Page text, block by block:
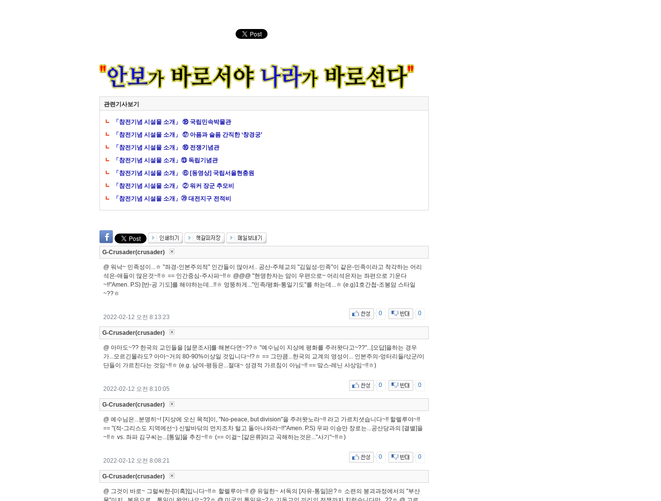
관련기사보기
「참전기념 시설물 소개」 ⑱ 국립민속박물관
「참전기념 시설물 소개」 ⑰ 아픔과 슬픔 간직한 ‘창경궁’
「참전기념 시설물 소개」 ⑯ 전쟁기념관
「참전기념 시설물 소개」⑬ 독립기념관
「참전기념 시설물 소개」 ⑥ [동영상] 국립서울현충원
「참전기념 시설물 소개」 ② 워커 장군 추모비
「참전기념 시설물 소개」㉙ 대전지구 전적비
G-Crusader(crusader)
@ 워낙~ 민족성이...ㅎ "좌경-인본주의적" 인간들이 많아서.. 공산-주체교의 "김일성-민족"이 같은-민족이라고 착각하는 어리
석은-애들이 많은것~!!ㅎ == 인간중심-주사파~!!ㅎ @@@ "현명한자는 맘이 우편으로~ 어리석은자는 좌편으로 기운다
~!!"Amen. P.S) [반-공 기도]를 해야하는데...!!ㅎ 엉뚱하게..."민족/평화-통일기도"를 하는데...ㅎ (e.g)1호간첩-조봉암 스타일
~??ㅎ
2022-02-12 오전 8:13:23
0 0
G-Crusader(crusader)
@ 아마도~?? 한국의 교인들을 [설문조사]를 해본다면~??ㅎ "예수님이 지상에 평화를 주러왓다고~??"...[오답]을하는 경우
가...모르긴몰라도? 아마~거의 80-90%이상일 것입니다~!?ㅎ == 그만큼...한국의 교계의 영성이... 인본주의-엉터리들/삯군/이
단들이 가르친다는 것임~!!ㅎ (e.g. 남여-평등은...절대~ 성경적 가르침이 아님~!! == 맠스-레닌 사상임~!!ㅎ)
2022-02-12 오전 8:10:05
0 0
G-Crusader(crusader)
@ 예수님은...분명히~! [지상에 오신 목적]이, "No-peace, but division"을 주러왓노라~!! 라고 가르치셧습니다~!! 할렐루야~!!
== "(적-그리스도 지역에선~) 신발바닦의 먼지조차 털고 돌아나와라~!!"Amen. P.S) 우파 이승만 장로는...공산당과의 [결별]을
~!!ㅎ vs. 좌파 김구씨는...[통일]을 추진~!!ㅎ (== 이걸~ [같은류]라고 곡해하는것은..."사기"~!!ㅎ)
2022-02-12 오전 8:08:21
0 0
G-Crusader(crusader)
@ 그것이 바로~ 그럴싸한-[미혹]입니다~!!ㅎ 할렐루야~!! @ 유일한~ 서독의 [자유-통일]은?ㅎ 소련의 붕괴과정에서의 "부산